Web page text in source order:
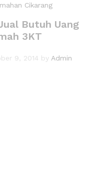
Cikarang
Butuh Uang
3KT
9, 2014 by Admin